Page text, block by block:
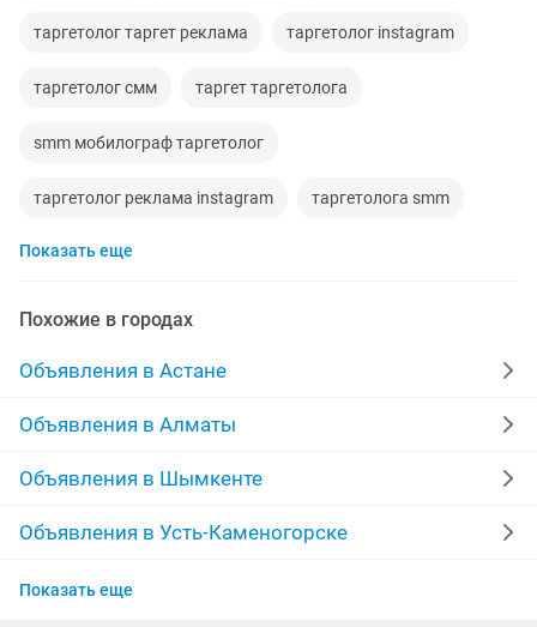
таргетолог таргет реклама таргетолог instagram
таргетолог смм таргет таргетолога
smm мобилограф таргетолог
таргетолог реклама instagram таргетолога smm
таргетолог таргет
таргетолога маркетолога
smm таргетолог работа таргетолога
таргетолог таргет продвижение
услуги таргетолога
Показать еще
Похожие в городах
Объявления в Астане
Объявления в Алматы
Объявления в Шымкенте
Объявления в Усть-Каменогорске
Объявления в Актобе
Показать еще